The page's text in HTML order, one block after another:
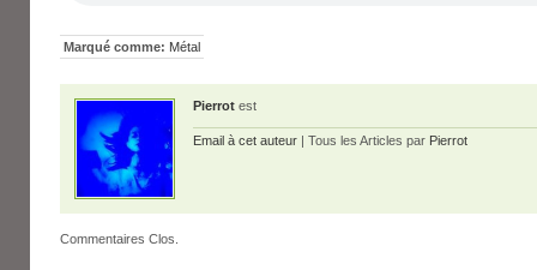
Marqué comme: Métal
Pierrot est
Email à cet auteur | Tous les Articles par Pierrot
Commentaires Clos.